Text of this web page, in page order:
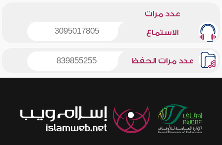
عدد مرات
الاستماع 3095017805
عدد مرات الحفظ 839855255